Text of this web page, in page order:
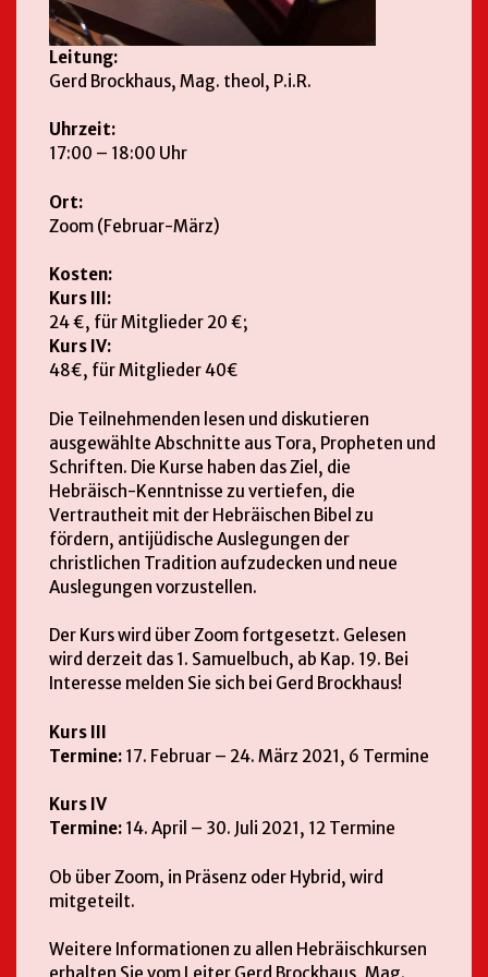
Leitung:
Gerd Brockhaus, Mag. theol, P.i.R.
Uhrzeit:
17:00 – 18:00 Uhr
Ort:
Zoom (Februar-März)
Kosten:
Kurs III:
24 €, für Mitglieder 20 €;
Kurs IV:
48€, für Mitglieder 40€
Die Teilnehmenden lesen und diskutieren
ausgewählte Abschnitte aus Tora, Propheten und
Schriften. Die Kurse haben das Ziel, die
Hebräisch-Kenntnisse zu vertiefen, die
Vertrautheit mit der Hebräischen Bibel zu
fördern, antijüdische Auslegungen der
christlichen Tradition aufzudecken und neue
Auslegungen vorzustellen.
Der Kurs wird über Zoom fortgesetzt. Gelesen
wird derzeit das 1. Samuelbuch, ab Kap. 19. Bei
Interesse melden Sie sich bei Gerd Brockhaus!
Kurs III
Termine: 17. Februar – 24. März 2021, 6 Termine
Kurs IV
Termine: 14. April – 30. Juli 2021, 12 Termine
Ob über Zoom, in Präsenz oder Hybrid, wird
mitgeteilt.
Weitere Informationen zu allen Hebräischkursen